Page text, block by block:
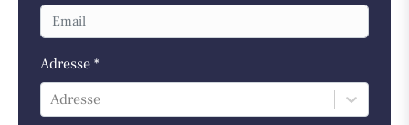
Adresse *
Adresse